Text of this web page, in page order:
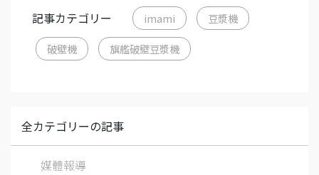
記事カテゴリー imami 豆漿機
破壁機 旗艦破壁豆漿機
全カテゴリーの記事
媒體報導